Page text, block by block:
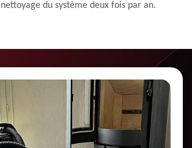
du système deux fois par an.